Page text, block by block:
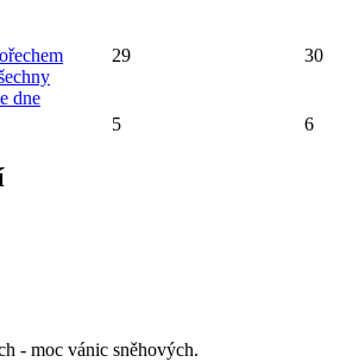
dne
29 30
5 6
- moc vánic sněhových.